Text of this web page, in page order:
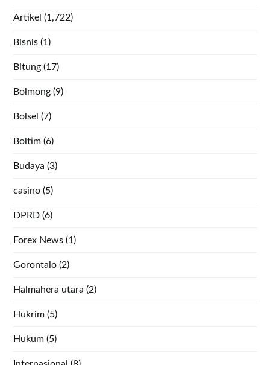
Artikel (1,722)
Bisnis (1)
Bitung (17)
Bolmong (9)
Bolsel (7)
Boltim (6)
Budaya (3)
casino (5)
DPRD (6)
Forex News (1)
Gorontalo (2)
Halmahera utara (2)
Hukrim (5)
Hukum (5)